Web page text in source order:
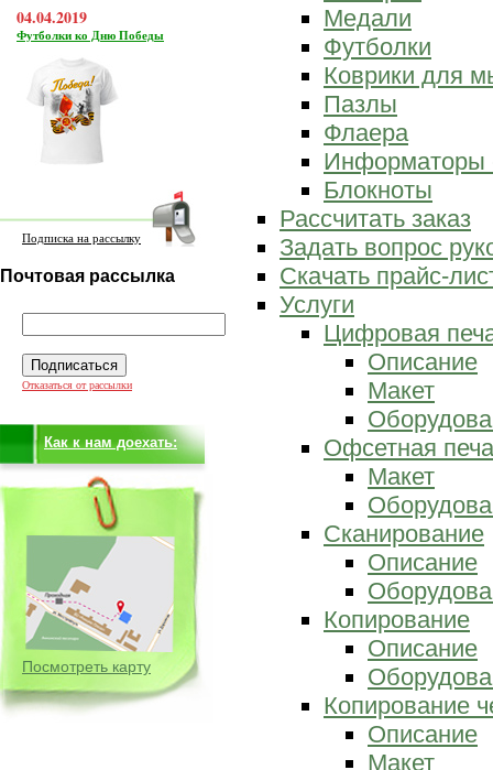
04.04.2019
Футболки ко Дню Победы
Подписка на рассылку
Почтовая рассылка
Отказаться от рассылки
Как к нам доехать:
Посмотреть карту
Медали
Футболки
Коврики для
Пазлы
Флаера
Информаторы
Блокноты
Рассчитать заказ
Задать вопрос
Скачать прайс-
Услуги
Цифровая
Описание
Макет
Офсетная
Макет
Сканирование
Описание
Копирование
Описание
Копирование
Описание
Макет